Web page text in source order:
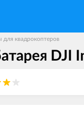
для квадрокоптеров
DJI